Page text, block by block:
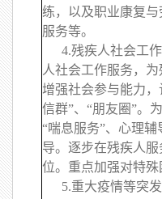
练，以及职业康复
服务等。
4.残疾人社会工作
人社会工作服务，为
增强社会参与能力
信群”、“朋友圈”。
“喘息服务”、心理
导。逐步在残疾人
位。重点加强对特殊
5.重大疫情等突发